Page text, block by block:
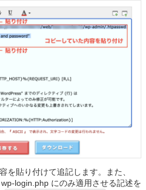
を貼り付けて追記します。また、
login.php にのみ適用させる記述を